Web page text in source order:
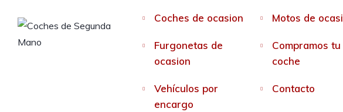
Coches de ocasion Motos de
Furgonetas de
ocasion
Compramos tu
coche
Vehículos por
encargo
Contacto